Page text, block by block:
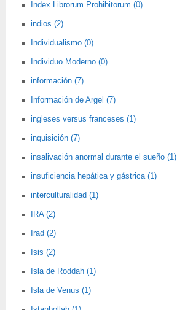
Index Librorum Prohibitorum (0)
indios (2)
Individualismo (0)
Individuo Moderno (0)
información (7)
Información de Argel (7)
ingleses versus franceses (1)
inquisición (7)
insalivación anormal durante el sueño (1)
insuficiencia hepática y gástrica (1)
interculturalidad (1)
IRA (2)
Irad (2)
Isis (2)
Isla de Roddah (1)
Isla de Venus (1)